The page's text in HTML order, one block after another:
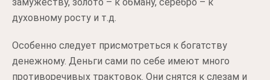
духовному росту и т.д.
Особенно следует присмотреться к богатству
денежному. Деньги сами по себе имеют много
противоречивых трактовок. Они снятся к слезам и